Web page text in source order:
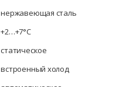
нержавеющая сталь
+2…+7°С
статическое
встроенный холод